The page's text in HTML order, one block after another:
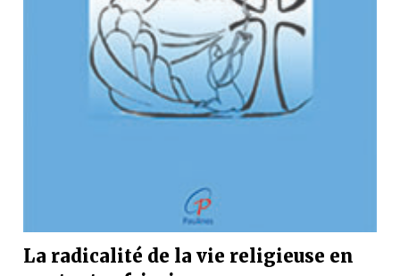
La radicalité de la vie religieuse en